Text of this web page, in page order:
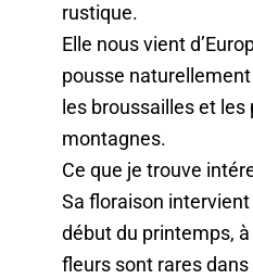
rustique.
Elle nous vient
pousse
les broussailles et les
montagnes.
Ce que je trouve
Sa floraison intervient
début du printemps,
fleurs sont rares dans